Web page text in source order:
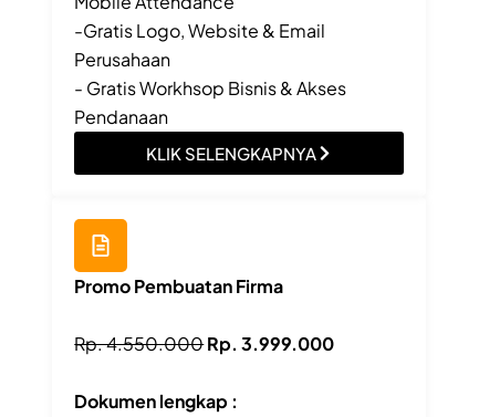
-Gratis Logo, Website & Email
Perusahaan
- Gratis Workhsop Bisnis & Akses
Pendanaan
KLIK SELENGKAPNYA
Promo Pembuatan Firma
Rp. 4.550.000Rp. 3.999.000
Dokumen lengkap :